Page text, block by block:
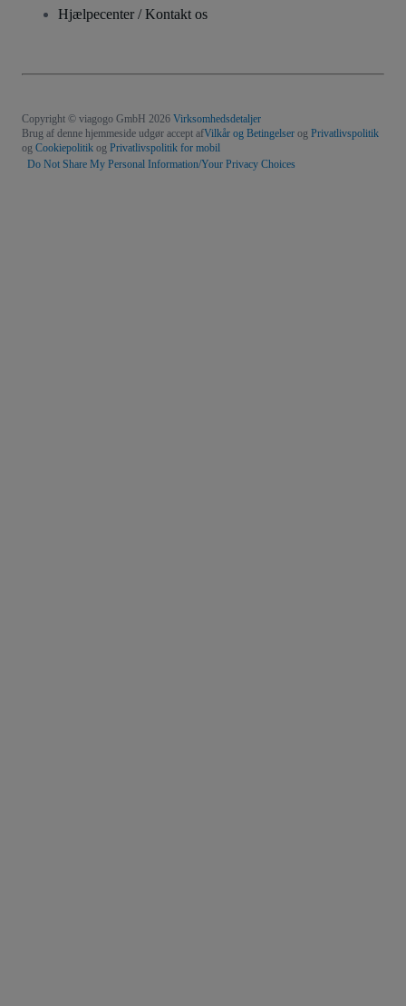
Hjælpecenter / Kontakt os
Copyright © viagogo GmbH 2026 Virksomhedsdetaljer
Brug af denne hjemmeside udgør accept afVilkår og Betingelser og Privatlivspolitik
og Cookiepolitik og Privatlivspolitik for mobil
Do Not Share My Personal Information/Your Privacy Choices